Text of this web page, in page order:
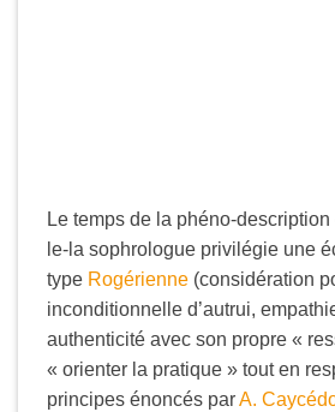
Le temps de la phéno-
le-la sophrologue privilégie une
type Rogérienne (considération
inconditionnelle d’autrui,
authenticité avec son propre «
« orienter la pratique » tout en
principes énoncés parA.